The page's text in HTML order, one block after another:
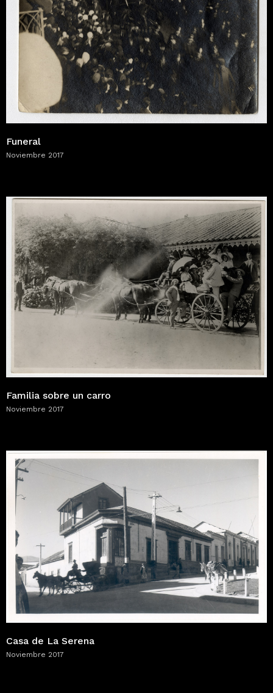
Funeral
Noviembre 2017
Familia sobre un carro
Noviembre 2017
Casa de La Serena
Noviembre 2017